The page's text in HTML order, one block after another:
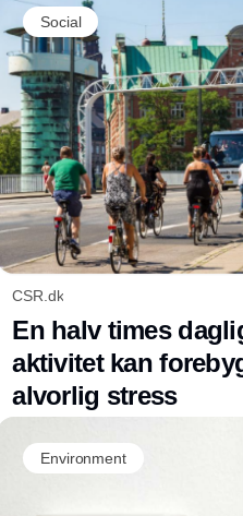
affaldshierarkiet.
Social
CSR.dk
En halv times
aktivitet kan
alvorlig stress
Environment